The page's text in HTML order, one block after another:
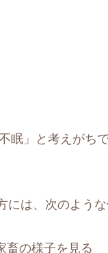
眠」と考えがち
は、次のような
畜の様子を見る